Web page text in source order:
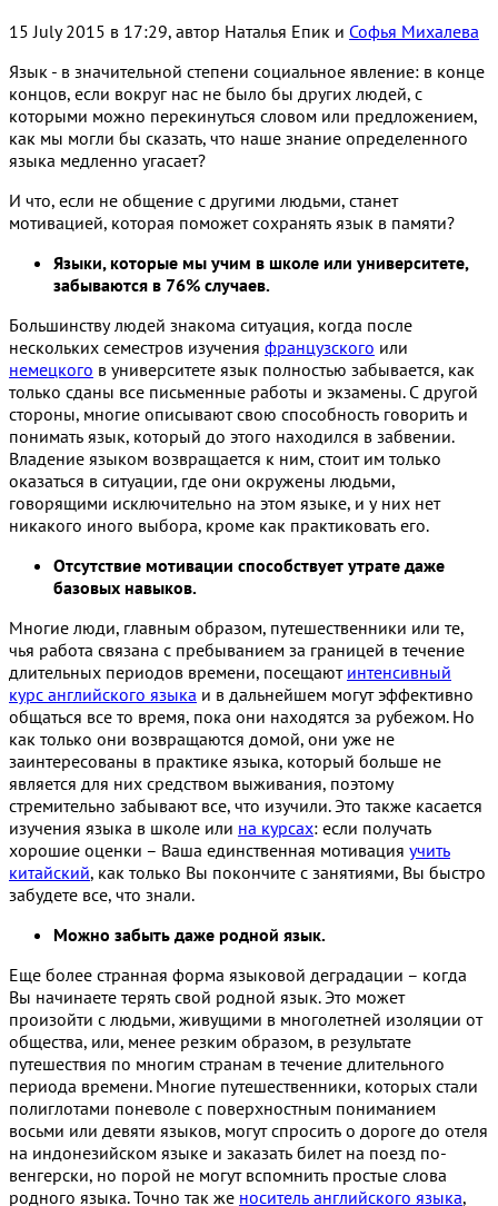
15 July 2015 в 17:29, автор Наталья Епик и Софья Михалева
Язык - в значительной степени социальное явление: в конце
концов, если вокруг нас не было бы других людей, с
которыми можно перекинуться словом или предложением,
как мы могли бы сказать, что наше знание определенного
языка медленно угасает?
И что, если не общение с другими людьми, станет
мотивацией, которая поможет сохранять язык в памяти?
Языки, которые мы учим в школе или университете,
забываются в 76% случаев.
Большинству людей знакома ситуация, когда после
нескольких семестров изучения французского или
немецкого в университете язык полностью забывается, как
только сданы все письменные работы и экзамены. С другой
стороны, многие описывают свою способность говорить и
понимать язык, который до этого находился в забвении.
Владение языком возвращается к ним, стоит им только
оказаться в ситуации, где они окружены людьми,
говорящими исключительно на этом языке, и у них нет
никакого иного выбора, кроме как практиковать его.
Отсутствие мотивации способствует утрате даже
базовых навыков.
Многие люди, главным образом, путешественники или те,
чья работа связана с пребыванием за границей в течение
длительных периодов времени, посещают интенсивный
курс английского языка и в дальнейшем могут эффективно
общаться все то время, пока они находятся за рубежом. Но
как только они возвращаются домой, они уже не
заинтересованы в практике языка, который больше не
является для них средством выживания, поэтому
стремительно забывают все, что изучили. Это также касается
изучения языка в школе или на курсах: если получать
хорошие оценки – Ваша единственная мотивация учить
китайский, как только Вы покончите с занятиями, Вы быстро
забудете все, что знали.
Можно забыть даже родной язык.
Еще более странная форма языковой деградации – когда
Вы начинаете терять свой родной язык. Это может
произойти с людьми, живущими в многолетней изоляции от
общества, или, менее резким образом, в результате
путешествия по многим странам в течение длительного
периода времени. Многие путешественники, которых стали
полиглотами поневоле с поверхностным пониманием
восьми или девяти языков, могут спросить о дороге до отеля
на индонезийском языке и заказать билет на поезд по-
венгерски, но порой не могут вспомнить простые слова
родного языка. Точно так же носитель английского языка,